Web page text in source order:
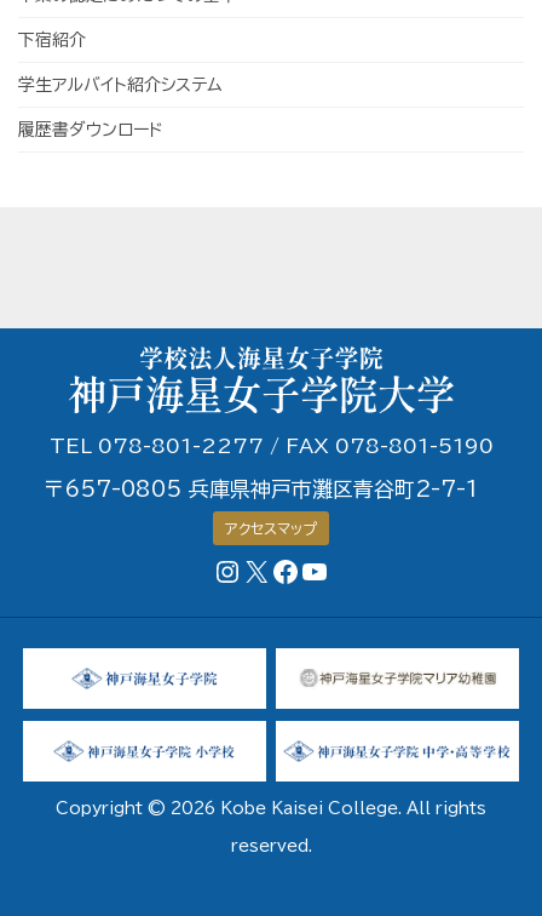
下宿紹介
学生アルバイト紹介システム
履歴書ダウンロード
TEL 078-801-2277 / FAX 078-801-5190
〒657-0805 兵庫県神戸市灘区青谷町2-7-1
アクセスマップ
Instagram
X FacebookページYouTubeチャンネル
Copyright © 2026 Kobe Kaisei College. All rights
reserved.